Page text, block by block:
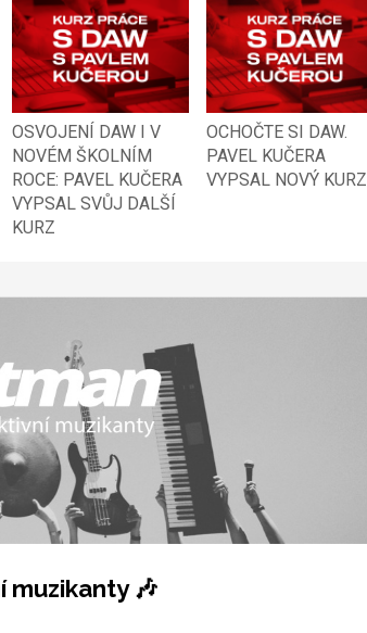
OSVOJENÍ DAW I V
NOVÉM ŠKOLNÍM
ROCE: PAVEL KUČERA
VYPSAL SVŮJ DALŠÍ
KURZ
OCHOČTE SI DAW.
PAVEL KUČERA
VYPSAL NOVÝ KURZ
🎶